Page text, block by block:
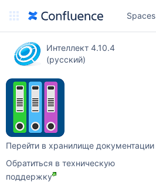
Spaces
Интеллект 4.10.4
(русский)
Перейти в хранилище документации
Обратиться в техническую
поддержку